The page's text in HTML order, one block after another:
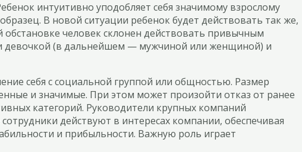
интуитивно уподобляет себя значимому взрослому
В новой ситуации ребенок будет действовать так же,
обстановке человек склонен действовать привычным
девочкой (в дальнейшем — мужчиной или женщиной) и
себя с социальной группой или общностью. Размер
и значимые. При этом может произойти отказ от ранее
категорий. Руководители крупных компаний
действуют в интересах компании, обеспечивая
и прибыльности. Важную роль играет